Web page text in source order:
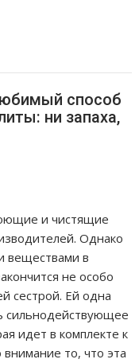
способ
ни запаха,
и чистящие
Однако
веществами в
не особо
сестрой. Ей одна
сильнодействующее
идет в комплекте к
внимание то, что эта